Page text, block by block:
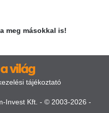
meg másokkal is!
tájékoztató
Invest Kft. - © 2003-2026 -